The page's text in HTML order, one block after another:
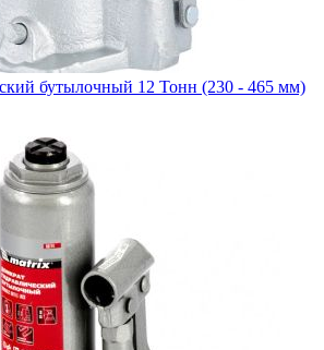
бутылочный 12 Тонн (230 - 465 мм)